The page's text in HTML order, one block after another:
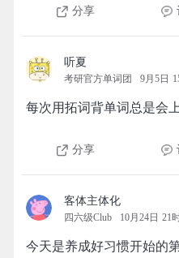
分享
听夏
考研官方单词团 9月5日
每次用拓词背单词总是会
分享
客体主体化
四六级Club 10月24日 21
今天是养成好习惯开始的